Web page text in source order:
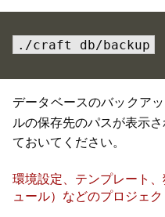
./craft db/backup
データベースのバックア
ルの保存先のパスが表示
ておいてください。
環境設定、テンプレート
ュール）などのプロジェ